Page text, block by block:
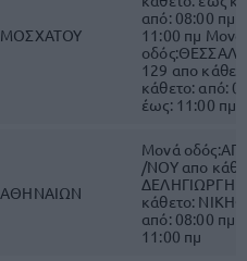
ΜΟΣΧΑΤΟΥ
από: 08:00 πμ
11:00 πμ Μονά
129 απο
κάθετο: από:
έως: 11:00 πμ
ΑΘΗΝΑΙΩΝ
Μονά
/ΝΟΥ απο
ΔΕΛΗΓΙΩΡΓΗ
κάθετο:
από: 08:00 πμ
11:00 πμ